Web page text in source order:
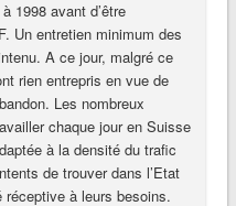
1998 avant d’être
Un entretien minimum des
A ce jour, malgré ce
rien entrepris en vue de
Les nombreux
chaque jour en Suisse
à la densité du trafic
de trouver dans l’Etat
à leurs besoins.